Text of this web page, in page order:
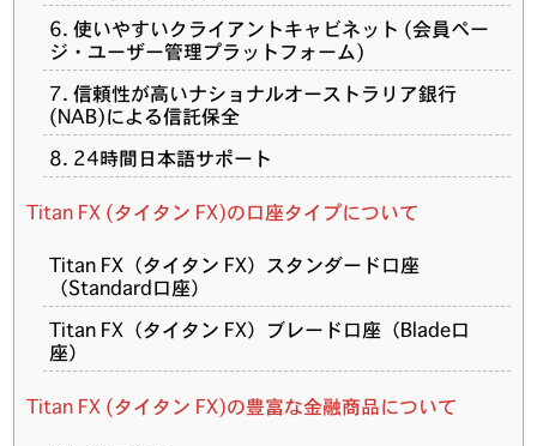
6. 使いやすいクライアントキャビネット (会員ペー
ジ・ユーザー管理プラットフォーム)
7. 信頼性が高いナショナルオーストラリア銀行
(NAB)による信託保全
8. 24時間日本語サポート
Titan FX (タイタン FX)の口座タイプについて
Titan FX（タイタン FX）スタンダード口座
（Standard口座）
Titan FX（タイタン FX）ブレード口座（Blade口
座）
Titan FX (タイタン FX)の豊富な金融商品について